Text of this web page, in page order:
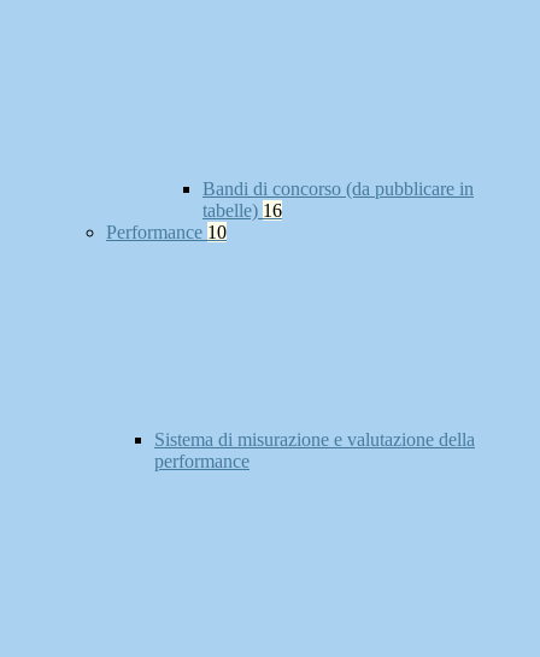
Bandi di concorso (da pubblicare in
tabelle) 16
Performance 10
Sistema di misurazione e valutazione della
performance